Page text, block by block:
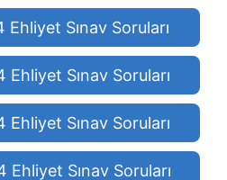
Ehliyet Sınav Soruları
Ehliyet Sınav Soruları
Ehliyet Sınav Soruları
Ehliyet Sınav Soruları